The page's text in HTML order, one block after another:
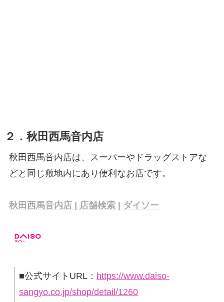
２．秋田西馬音内店
秋田西馬音内店は、スーパーやドラッグストアな
どと同じ敷地内にあり便利なお店です。
秋田西馬音内店 | 店舗検索 | ダイソー
■公式サイトURL： https://www.daiso-
sangyo.co.jp/shop/detail/1260